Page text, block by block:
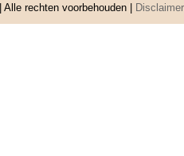
| Alle rechten voorbehouden | Disclaimer